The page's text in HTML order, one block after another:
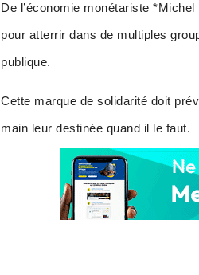
De l’économie monétariste
pour atterrir dans de multiples
publique.
Cette marque de solidarité doit
main leur destinée quand il le faut.